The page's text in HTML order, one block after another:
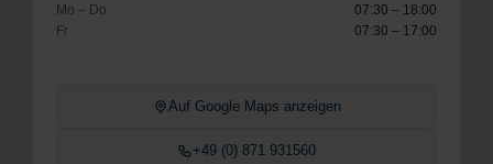
Mo – Do
07:30 – 18:00
Fr
07:30 – 17:00
Auf Google Maps anzeigen
+49 (0) 871 931560